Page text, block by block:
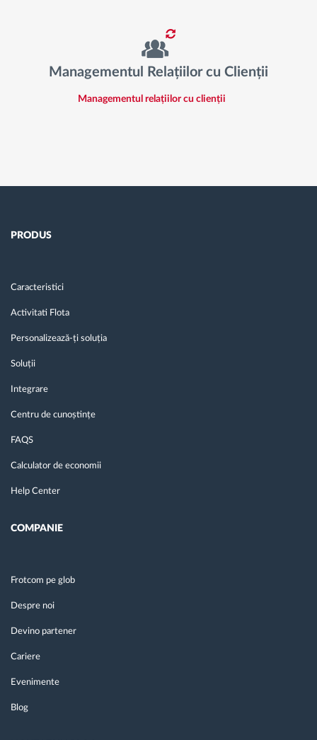
Managementul Relațiilor cu Clienții
Managementul relațiilor cu clienții
PRODUS
Caracteristici
Activitati Flota
Personalizează-ți soluția
Soluții
Integrare
Centru de cunoștințe
FAQS
Calculator de economii
Help Center
COMPANIE
Frotcom pe glob
Despre noi
Devino partener
Cariere
Evenimente
Blog